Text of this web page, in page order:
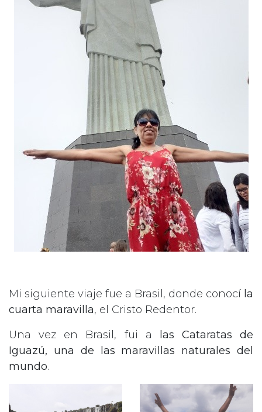
Mi siguiente viaje fue a Brasil, donde conocí la
cuarta maravilla, el Cristo Redentor.
Una vez en Brasil, fui a
las Cataratas de
Iguazú, una de las maravillas naturales del
mundo.